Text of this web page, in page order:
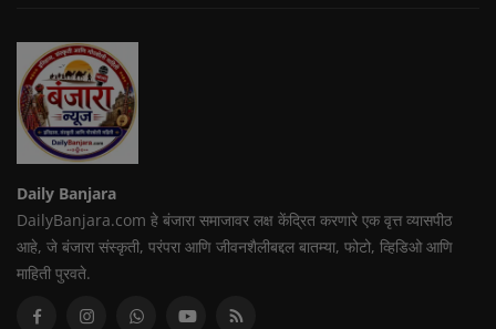
Daily Banjara
DailyBanjara.com हे बंजारा समाजावर लक्ष केंद्रित करणारे एक वृत्त व्यासपीठ
आहे, जे बंजारा संस्कृती, परंपरा आणि जीवनशैलीबद्दल बातम्या, फोटो, व्हिडिओ आणि
माहिती पुरवते.